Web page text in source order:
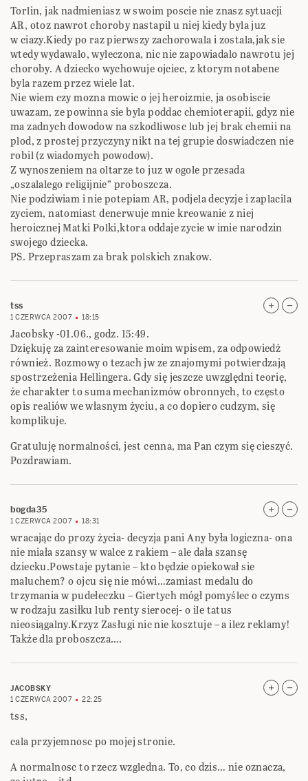
Torlin, jak nadmieniasz w swoim poscie nie znasz sytuacji
AR, otoz nawrot choroby nastapil u niej kiedy byla juz
w ciazy.Kiedy po raz pierwszy zachorowala i zostala,jak sie
wtedy wydawalo, wyleczona, nic nie zapowiadalo nawrotu jej
choroby. A dziecko wychowuje ojciec, z ktorym notabene
byla razem przez wiele lat.
Nie wiem czy mozna mowic o jej heroizmie, ja osobiscie
uwazam, ze powinna sie byla poddac chemioterapii, gdyz nie
ma zadnych dowodow na szkodliwosc lub jej brak chemii na
plod, z prostej przyczyny nikt na tej grupie doswiadczen nie
robil (z wiadomych powodow).
Z wynoszeniem na oltarze to juz w ogole przesada
„oszalalego religijnie” proboszcza.
Nie podziwiam i nie potepiam AR, podjela decyzje i zaplacila
zyciem, natomiast denerwuje mnie kreowanie z niej
heroicznej Matki Polki,ktora oddaje zycie w imie narodzin
swojego dziecka.
PS. Przepraszam za brak polskich znakow.
tss
1 CZERWCA 2007 18:15
Jacobsky -01.06., godz. 15:49.
Dziękuję za zainteresowanie moim wpisem, za odpowiedż
również. Rozmowy o tezach jw ze znajomymi potwierdzają
spostrzeżenia Hellingera. Gdy się jeszcze uwzględni teorię,
że charakter to suma mechanizmów obronnych, to często
opis realiów we własnym życiu, a co dopiero cudzym, się
komplikuje.
Gratuluję normalności, jest cenna, ma Pan czym się cieszyć.
Pozdrawiam.
bogda35
1 CZERWCA 2007 18:31
wracając do prozy życia- decyzja pani Any była logiczna- ona
nie miała szansy w walce z rakiem – ale dała szansę
dziecku.Powstaje pytanie – kto będzie opiekował sie
maluchem? o ojcu się nie mówi…zamiast medalu do
trzymania w pudełeczku – Giertych mógł pomyślec o czyms
w rodzaju zasiłku lub renty sierocej- o ile tatus
nieosiągalny.Krzyz Zasługi nic nie kosztuje – a ilez reklamy!
Także dla proboszcza….
JACOBSKY
1 CZERWCA 2007
22:25
tss,
cala przyjemnosc po mojej stronie.
A normalnosc to rzecz wzgledna. To, co dzis… nie oznacza,